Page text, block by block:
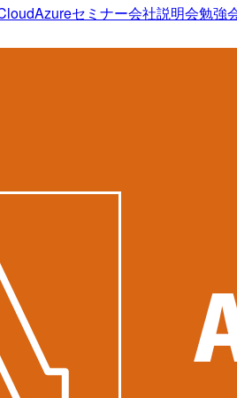
Azureセミナー会社説明会勉強